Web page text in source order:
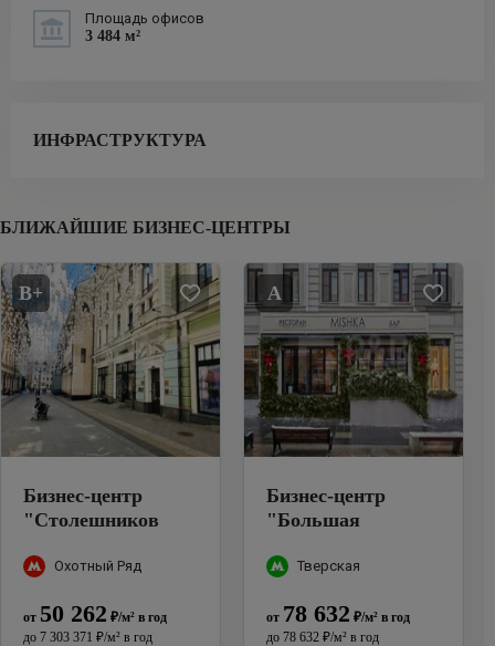
Площадь офисов
3 484 м²
ИНФРАСТРУКТУРА
БЛИЖАЙШИЕ БИЗНЕС-ЦЕНТРЫ
B+
Бизнес-центр
"Столешников
Охотный Ряд
от 50 262 ₽/м² в год
до 7 303 371 ₽/м² в год
A
Бизнес-центр
"Большая
Тверская
от 78 632 ₽/м² в год
до 78 632 ₽/м² в год